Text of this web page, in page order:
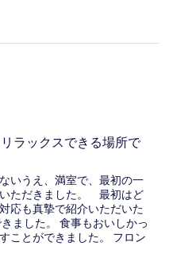
ラックスできる場所で
いうえ、満室で、最初の一
ただきました。 最初はど
応も真摯で紹介いただいた
ました。 食事もおいしかっ
ことができました。 フロン
りがたかったです。